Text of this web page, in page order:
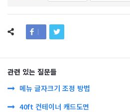
관련 있는 질문들
메뉴 글자크기 조정 방법
40ft 컨테이너 캐드도면